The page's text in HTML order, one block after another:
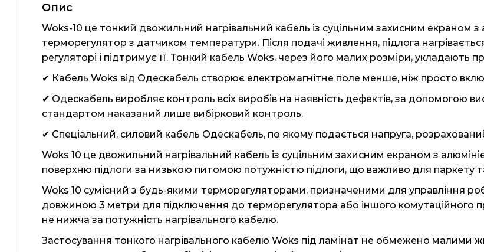
Опис
Woks-10 це тонкий двожильний нагрівальний кабель із суцільним захисним екраном
терморегулятор з датчиком температури. Після подачі живлення, підлога
регуляторі і підтримує її. Тонкий кабель Woks, через його малих розміри, укладають
✔ Кабель Woks від Одескабель створює електромагнітне поле менше, ніж просто
✔ Одескабель виробляє контроль всіх виробів на наявність дефектів, за допомогою
стандартом наказаний лише вибірковий контроль.
✔ Спеціальний, силовий кабель Одескабель, по якому подається напруга,
Woks 10 це двожильний нагрівальний кабель із суцільним захисним екраном з
поверхню підлоги за низькою питомою потужністю підлоги, що важливо для паркету
Woks 10 сумісний з будь-якими терморегуляторами, призначеними для управління
довжиною 3 метри для підключення до терморегулятора або іншого комутаційного
не нижча за потужність нагрівального кабелю.
Застосування тонкого нагрівального кабелю Woks під ламінат не обмежено